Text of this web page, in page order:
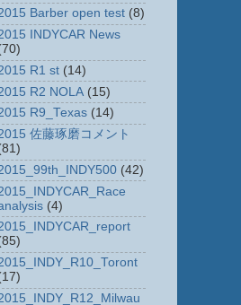
Barber open test (8)
INDYCAR News
R1 st (14)
R2 NOLA (15)
R9_Texas (14)
佐藤琢磨コメント
(42)
(4)